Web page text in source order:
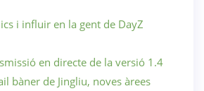
i influir en la gent de DayZ
en directe de la versió 1.4
bàner de Jingliu, noves àrees